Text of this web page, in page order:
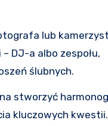
lub
DJ-a albo zespołu,
ślubnych.
stworzyć
kluczowych kwestii.